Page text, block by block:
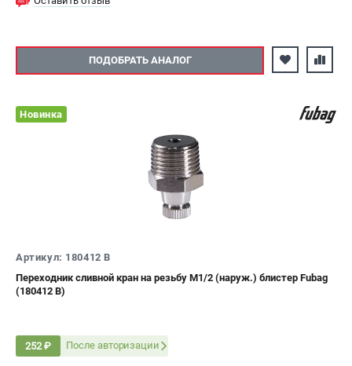
ПОДОБРАТЬ АНАЛОГ
Новинка
Артикул: 180412 B
Переходник сливной кран на резьбу М1/2 (наруж.) блистер Fubag
(180412 B)
252 ₽ После авторизации